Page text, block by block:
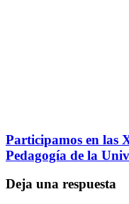
Participamos en las
Pedagogía de la
Deja una respuesta